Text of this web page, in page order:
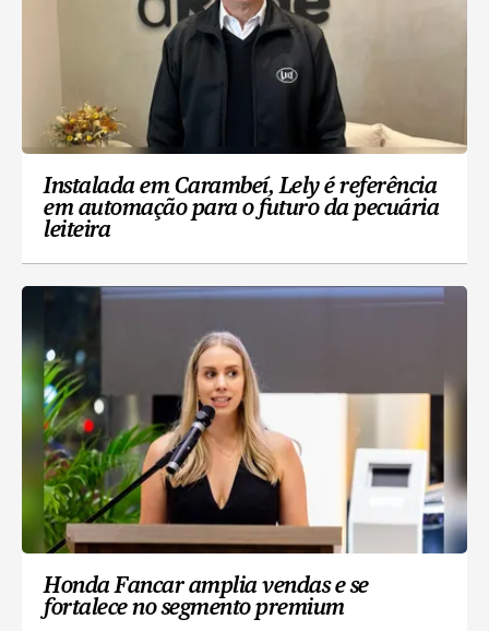
Instalada em Carambeí, Lely é referência
em automação para o futuro da pecuária
leiteira
Honda Fancar amplia vendas e se
fortalece no segmento premium